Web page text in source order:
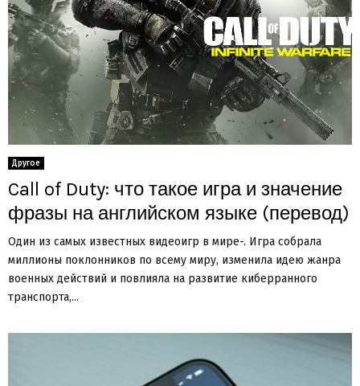
Другое
Call of Duty: что такое игра и значение
фразы на английском языке (перевод)
Один из самых известных видеоигр в мире-. Игра собрала
миллионы поклонников по всему миру, изменила идею жанра
военных действий и повлияла на развитие киберранного
транспорта,...